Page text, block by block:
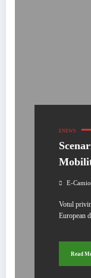
ENEWS
E-
Votul
European
Read